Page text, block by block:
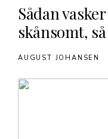
Sådan
skånsomt,
AUGUST JOHANSEN